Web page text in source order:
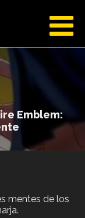
Emblem:
mentes de los